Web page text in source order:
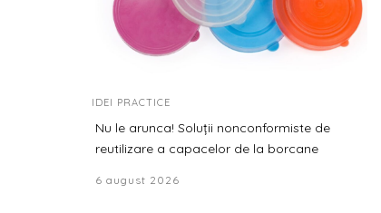
IDEI PRACTICE
Nu le arunca! Soluții nonconformiste de
reutilizare a capacelor de la borcane
6 august 2026